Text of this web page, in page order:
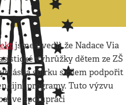
jsme uvedli, že Nadace Via
výhrůžky dětem ze ZŠ
sbírku s cílem podpořit
programy. Tuto výzvu
ve spolupráci